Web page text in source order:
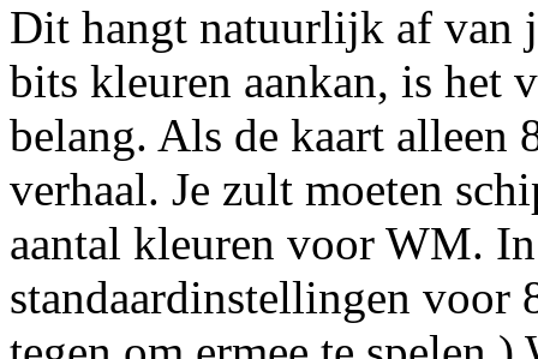
Dit hangt natuurlijk af van
bits kleuren aankan, is het
belang. Als de kaart alleen
verhaal. Je zult moeten
aantal kleuren voor WM.
standaardinstellingen